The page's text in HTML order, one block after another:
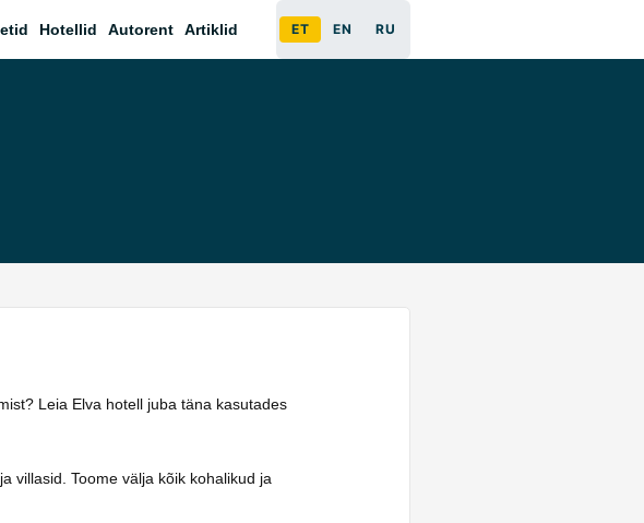
Hotellid Autorent Artiklid ET EN RU
Leia Elva hotell juba täna kasutades
villasid. Toome välja kõik kohalikud ja